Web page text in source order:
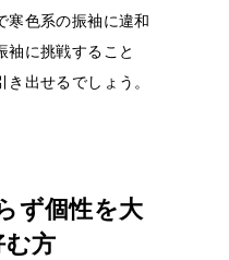
寒色系の振袖に違和
袖に挑戦すること
出せるでしょう。
ず個性を大
む方